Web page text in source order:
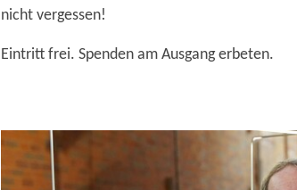
nicht vergessen!
Eintritt frei. Spenden am Ausgang erbeten.